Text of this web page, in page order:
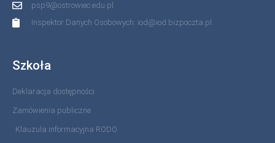
psp9@ostrowiec.edu.pl
Inspektor Danych Osobowych: iod@iod.bizpoczta.pl
Szkoła
Deklaracja dostępności
Zamówienia publiczne
Klauzula informacyjna RODO